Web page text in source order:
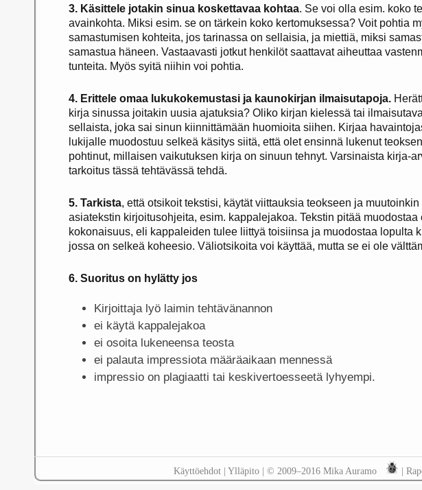
3. Käsittele jotakin sinua koskettavaa kohtaa. Se voi olla esim. koko
avainkohta. Miksi esim. se on tärkein koko kertomuksessa? Voit pohtia
samastumisen kohteita, jos tarinassa on sellaisia, ja miettiä, miksi
samastua häneen. Vastaavasti jotkut henkilöt saattavat aiheuttaa
tunteita. Myös syitä niihin voi pohtia.
4. Erittele omaa lukukokemustasi ja kaunokirjan ilmaisutapoja.
kirja sinussa joitakin uusia ajatuksia? Oliko kirjan kielessä tai
sellaista, joka sai sinun kiinnittämään huomioita siihen. Kirjaa
lukijalle muodostuu selkeä käsitys siitä, että olet ensinnä lukenut
pohtinut, millaisen vaikutuksen kirja on sinuun tehnyt. Varsinaista kirja-
tarkoitus tässä tehtävässä tehdä.
5. Tarkista, että otsikoit tekstisi, käytät viittauksia teokseen ja
asiatekstin kirjoitusohjeita, esim. kappalejakoa. Tekstin pitää muodostaa
kokonaisuus, eli kappaleiden tulee liittyä toisiinsa ja muodostaa lopulta
jossa on selkeä koheesio. Väliotsikoita voi käyttää, mutta se ei ole
6. Suoritus on hylätty jos
Kirjoittaja lyö laimin tehtävänannon
ei käytä kappalejakoa
ei osoita lukeneensa teosta
ei palauta impressiota määräaikaan mennessä
impressio on plagiaatti tai keskivertoesseetä lyhyempi.
Käyttöehdot| Ylläpito| © 2009–2016 Mika Auramo |